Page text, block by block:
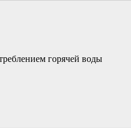
горячей воды